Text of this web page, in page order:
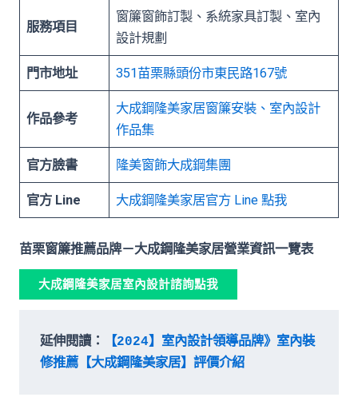
服務項目
窗簾窗飾訂製、系統家具訂製、室內
設計規劃
門市地址 351苗栗縣頭份市東民路167號
作品參考
大成鋼隆美家居窗簾安裝、室內設計
作品集
官方臉書 隆美窗飾大成鋼集團
官方 Line 大成鋼 隆美家居官方 Line 點我
苗栗窗簾推薦品牌－大成鋼隆美家居營業資訊一覽表
大成鋼隆美家居室內設計諮詢點我
延伸閱讀：
【2024】室內設計領導品牌》室內裝
修推薦【大成鋼隆美家居】評價介紹